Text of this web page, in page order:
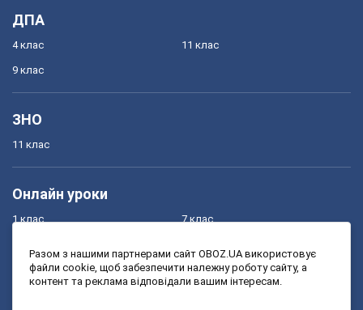
ДПА
4 клас
9 клас
11 клас
ЗНО
11 клас
Онлайн уроки
1 клас
3 клас
7 клас
9 клас
Разом з нашими партнерами сайт OBOZ.UA використовує
файли cookie, щоб забезпечити належну роботу сайту, а
контент та реклама відповідали вашим інтересам.